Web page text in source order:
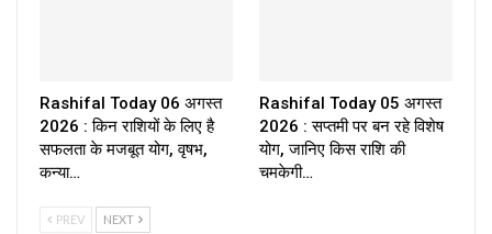
Rashifal Today 06 अगस्त
2026 : किन राशियों के लिए है
सफलता के मजबूत योग, वृषभ,
कन्या…
Rashifal Today 05 अगस्त
2026 : सप्तमी पर बन रहे विशेष
योग, जानिए किस राशि की
चमकेगी…
PREV NEXT